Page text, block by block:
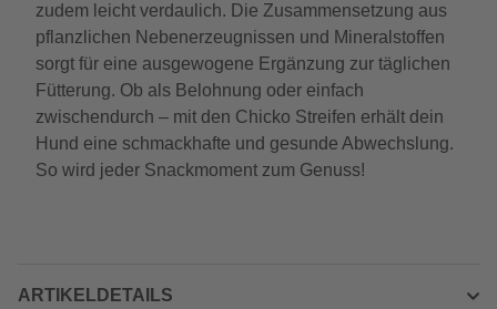
zudem leicht verdaulich. Die Zusammensetzung aus
pflanzlichen Nebenerzeugnissen und Mineralstoffen
sorgt für eine ausgewogene Ergänzung zur täglichen
Fütterung. Ob als Belohnung oder einfach
zwischendurch – mit den Chicko Streifen erhält dein
Hund eine schmackhafte und gesunde Abwechslung.
So wird jeder Snackmoment zum Genuss!
ARTIKELDETAILS